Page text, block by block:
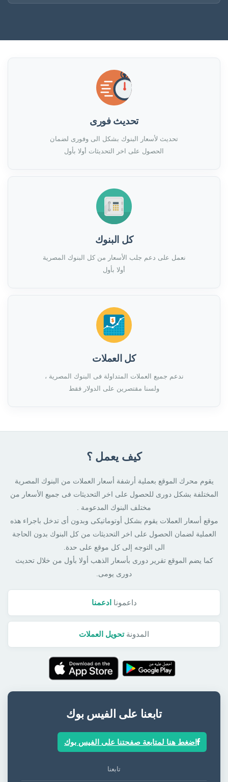
تحديث فورى
تحديث لأسعار البنوك بشكل الى وفورى لضمان
الحصول على اخر التحديثات أولا بأول
كل البنوك
نعمل على دعم جلب الأسعار من كل البنوك المصرية
أولا بأول
كل العملات
ندعم جميع العملات المتداولة فى البنوك المصرية ،
ولسنا مقتصرين على الدولار فقط
كيف يعمل ؟
يقوم محرك الموقع بعملية أرشفة أسعار العملات من البنوك المصرية
المختلفة بشكل دورى للحصول على اخر التحديثات فى جميع الأسعار من
مختلف البنوك المدعومة .
موقع أسعار العملات يقوم بشكل أوتوماتيكى وبدون أى تدخل باجراء هذه
العملية لضمان الحصول على اخر التحديثات من كل البنوك بدون الحاجة
الى التوجه إلى كل موقع على حدة.
كما يضم الموقع تقرير دورى بأسعار الذهب أولا بأول من خلال تحديث
دورى يومى.
داعمونا ادعمنا
المدونةتحويل العملات
تابعنا على الفيس بوك
اضغط هنا لمتابعة صفحتنا على الفيس بوك
تابعنا